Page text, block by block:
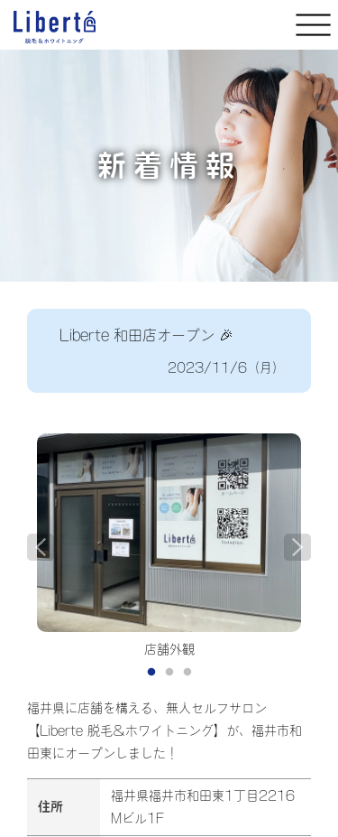
新着情報
Liberte 和田店オープン 🎉
2023/11/6（月）
店舗外観
福井県に店舗を構える、無人セルフサロン
【Liberte 脱毛＆ホワイトニング】が、福井市和
田東にオープンしました！
住所
福井県福井市和田東1丁目2216
Mビル1F